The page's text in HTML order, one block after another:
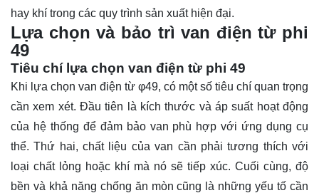
hay khí trong các quy trình sản xuất hiện đại.
Lựa chọn và bảo trì van điện từ phi
49
Tiêu chí lựa chọn van điện từ phi 49
Khi lựa chọn van điện từ φ49, có một số tiêu chí quan trọng
cần xem xét. Đầu tiên là kích thước và áp suất hoạt động
của hệ thống để đảm bảo van phù hợp với ứng dụng cụ
thể. Thứ hai, chất liệu của van cần phải tương thích với
loại chất lỏng hoặc khí mà nó sẽ tiếp xúc. Cuối cùng, độ
bền và khả năng chống ăn mòn cũng là những yếu tố cần